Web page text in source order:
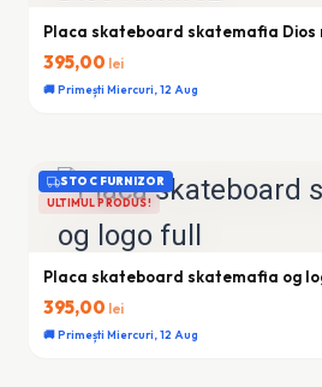
Placa skateboard skatemafia Dios
395,00 lei
🚚 Primești Miercuri, 12 Aug
STOC FURNIZOR
ULTIMUL PRODUS!
Placa skateboard skatemafia og
395,00 lei
🚚 Primești Miercuri, 12 Aug